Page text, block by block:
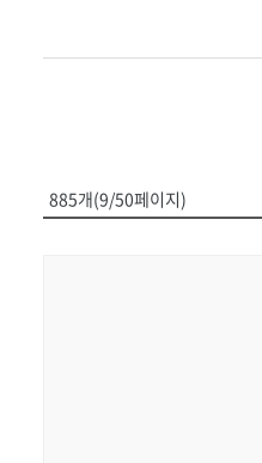
885개(9/50페이지)